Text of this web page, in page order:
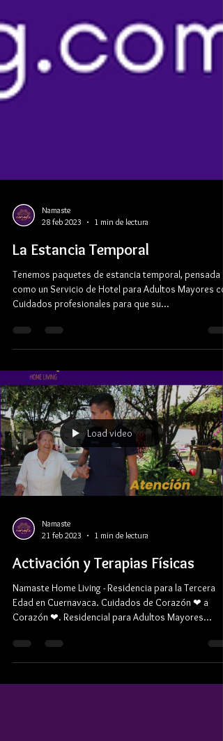
28 feb 2023
1 min de lectura
La Estancia Temporal
Tenemos paquetes de estancia temporal, pensada
Cuidados profesionales para que su...
Load video
Namaste
21 feb 2023
1 min de lectura
Activación y Terapias Físicas
Namaste Home Living - Residencia para la Tercera
Corazón ❤. Residencial para Adultos Mayores...